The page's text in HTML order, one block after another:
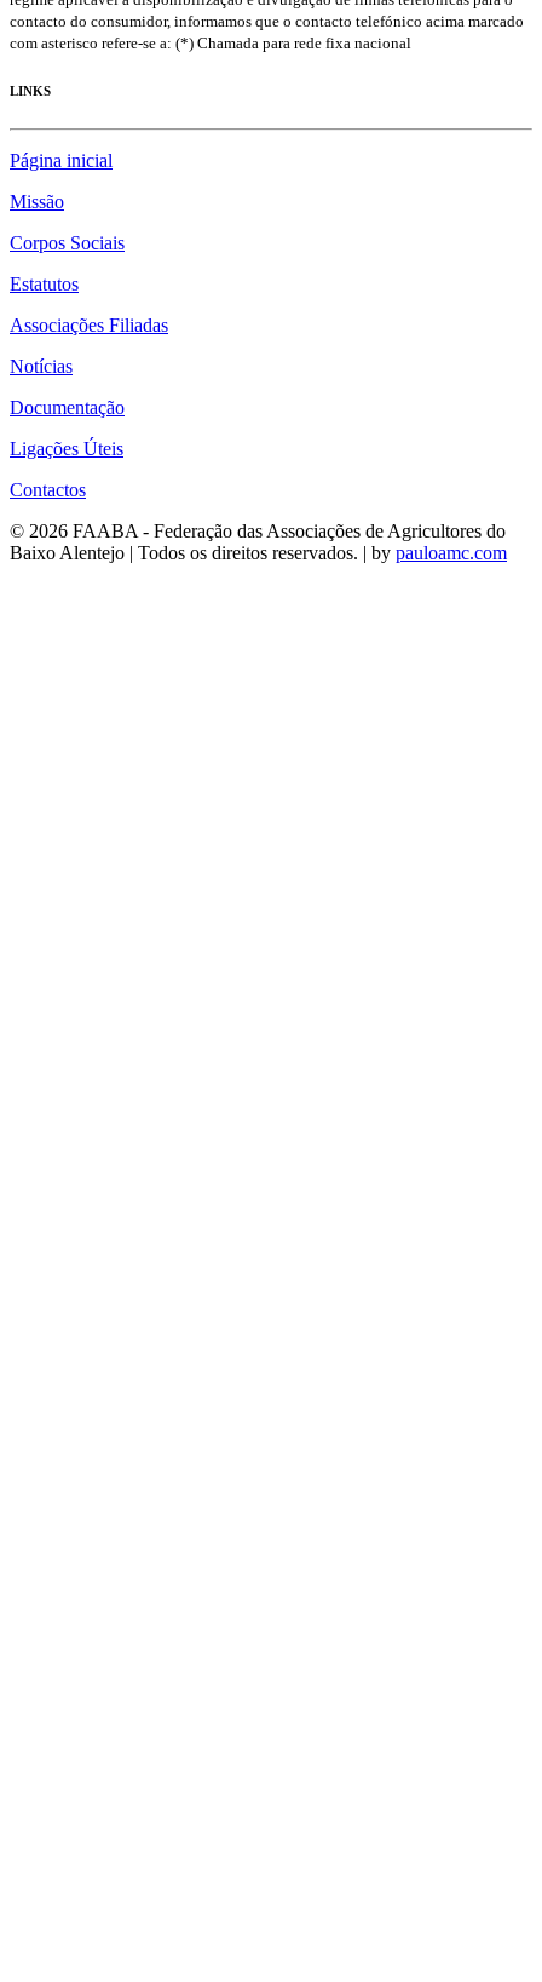
contacto do consumidor, informamos que o contacto telefónico acima marcado
com asterisco refere-se a: (*) Chamada para rede fixa nacional
LINKS
Página inicial
Missão
Corpos Sociais
Estatutos
Associações Filiadas
Notícias
Documentação
Ligações Úteis
Contactos
© 2026 FAABA - Federação das Associações de Agricultores do
Baixo Alentejo | Todos os direitos reservados. | by pauloamc.com